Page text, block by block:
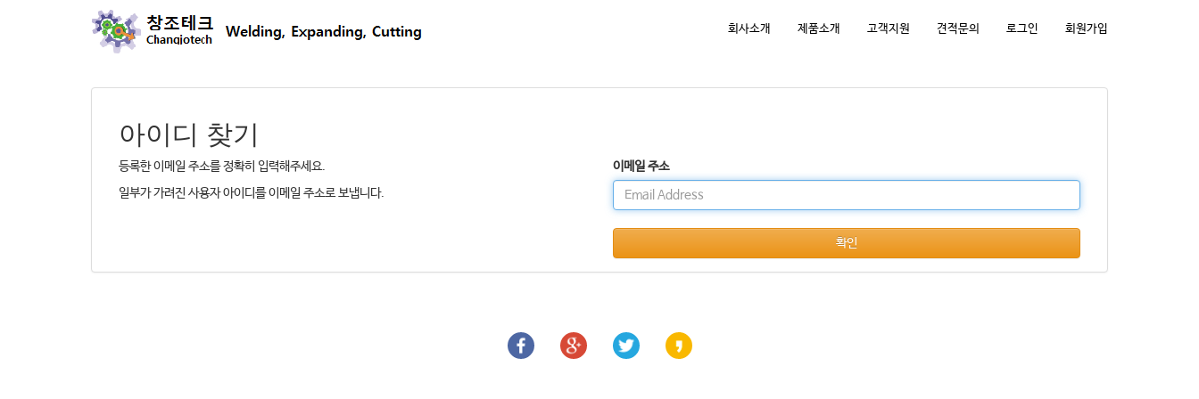
회사소개 제품소개 고객지원 견적문의 로그인 회원가입
아이디 찾기
등록한 이메일 주소를 정확히 입력해주세요.
일부가 가려진 사용자 아이디를 이메일 주소로 보냅니다.
이메일 주소
확인